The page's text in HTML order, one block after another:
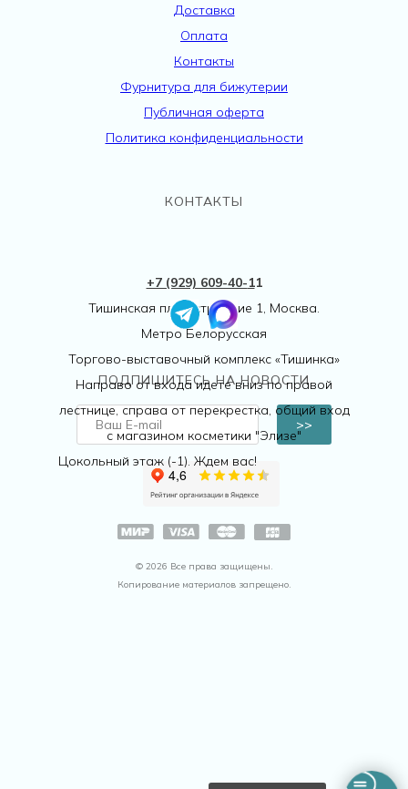
Доставка
Оплата
Контакты
Фурнитура для бижутерии
Публичная оферта
Политика конфиденциальности
© 2026 Все права защищены.
Копирование материалов запрещено.
>>
ПОДПИШИТЕСЬ НА НОВОСТИ
КОНТАКТЫ
+7 (929) 609-40-11
Тишинская пл., 1 строение 1, Москва.
Метро Белорусская
Торгово-выставочный комплекс «Тишинка»
Направо от входа идете вниз по правой
лестнице, справа от перекрестка, общий вход
с магазином косметики "Элизе"
Цокольный этаж (-1). Ждем вас!